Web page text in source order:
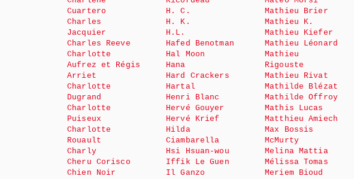
Cuartero
Charles
Jacquier
Charles Reeve
Charlotte
Aufrez et Régis
Arriet
Charlotte
Dugrand
Charlotte
Puiseux
Charlotte
Rouault
Charly
Cheru Corisco
Chien Noir
H. C.
H. K.
H.L.
Hafed Benotman
Hal Moon
Hana
Hard Crackers
Hartal
Henri Blanc
Hervé Gouyer
Hervé Krief
Hilda
Ciambarella
Hsi Hsuan-wou
Iffik Le Guen
Il Ganzo
Mathieu Brier
Mathieu K.
Mathieu Kiefer
Mathieu Léonard
Mathieu
Rigouste
Mathieu Rivat
Mathilde Blézat
Mathilde Offroy
Mathis Lucas
Matthieu Amiech
Max Bossis
McMurty
Melina Mattia
Mélissa Tomas
Meriem Bioud